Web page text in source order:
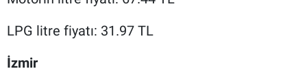
LPG litre fiyatı: 31.97 TL
İzmir